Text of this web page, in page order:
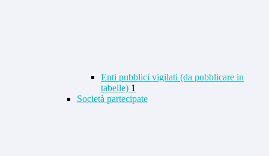
Enti pubblici vigilati (da pubblicare in
tabelle) 1
Società partecipate